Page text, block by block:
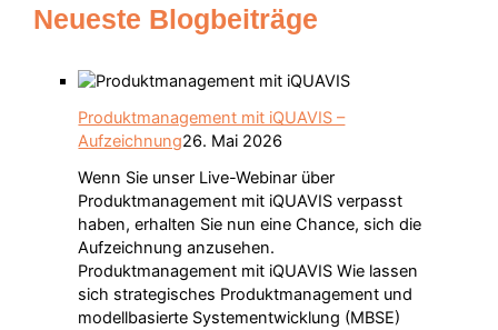
Neueste Blogbeiträge
Produktmanagement mit iQUAVIS –
Aufzeichnung26. Mai 2026
Wenn Sie unser Live-Webinar über
Produktmanagement mit iQUAVIS verpasst
haben, erhalten Sie nun eine Chance, sich die
Aufzeichnung anzusehen.
Produktmanagement mit iQUAVIS Wie lassen
sich strategisches Produktmanagement und
modellbasierte Systementwicklung (MBSE)